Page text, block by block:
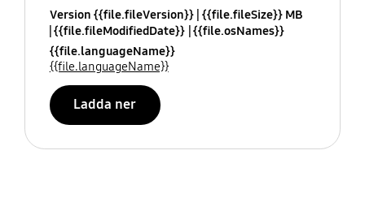
Version {{file.fileVersion}} {{file.fileSize}} MB
{{file.fileModifiedDate}} {{file.osNames}}
{{file.languageName}}
{{file.languageName}}
Ladda ner